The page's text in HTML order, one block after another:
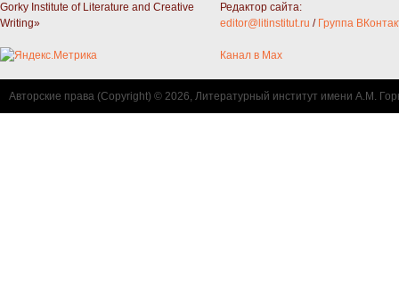
Gorky Institute of Literature and Creative
Writing»
Редактор сайта:
editor@litinstitut.ru / Группа
Канал в Max
Авторские права (Copyright) © 2026, Литературный институт имени А.М.